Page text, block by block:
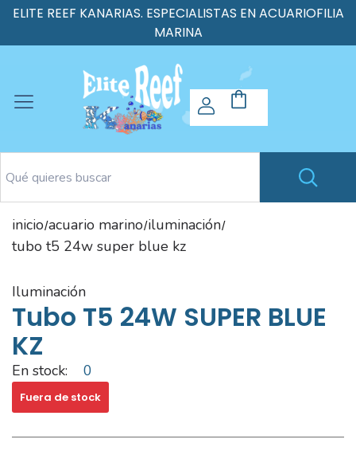
ELITE REEF KANARIAS. ESPECIALISTAS EN ACUARIOFILIA
MARINA
inicio/acuario marino/iluminación/
tubo t5 24w super blue kz
iluminación
Tubo T5 24W SUPER BLUE
KZ
En stock: 0
Fuera de stock